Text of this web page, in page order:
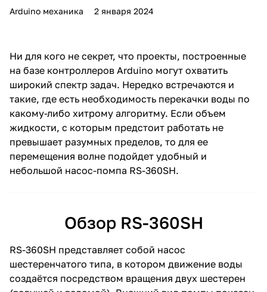
Arduino механика 2 января 2024
Ни для кого не секрет, что проекты, построенные
на базе контроллеров Arduino могут охватить
широкий спектр задач. Нередко встречаются и
такие, где есть необходимость перекачки воды по
какому-либо хитрому алгоритму. Если объем
жидкости, с которым предстоит работать не
превышает разумных пределов, то для ее
перемещения волне подойдет удобный и
небольшой насос-помпа RS-360SH.
Обзор RS-360SH
RS-360SH представляет собой насос
шестеренчатого типа, в котором движение воды
создаётся посредством вращения двух шестерен